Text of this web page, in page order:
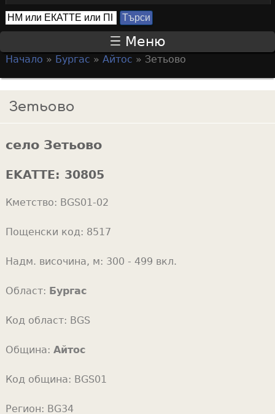
S
e
r
c
h
f
r
m
Т
ъ
с
и
Меню
o
u
r
e
e
Начало » Бургас » Айтос » Зетьово
Зетьово
село Зетьово
EKATTE: 30805
Кметство: BGS01-02
Пощенски код: 8517
Надм. височина, м: 300 - 499 вкл.
Област: Бургас
Код област: BGS
Община: Айтос
Код община: BGS01
Регион: BG34